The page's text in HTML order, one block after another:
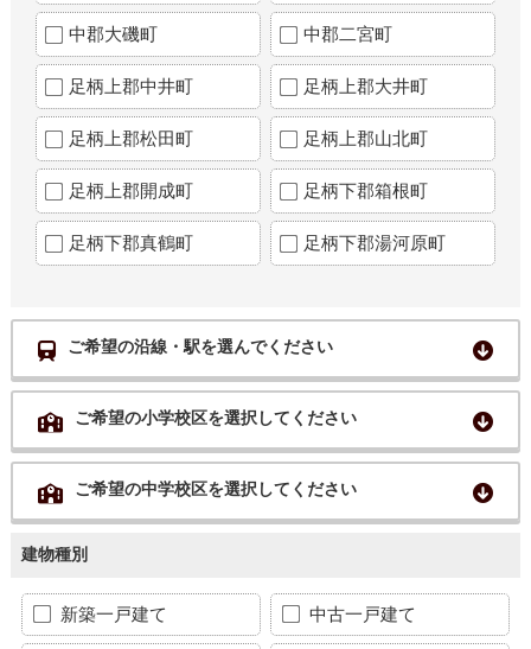
中郡大磯町 中郡二宮町
足柄上郡中井町 足柄上郡大井町
足柄上郡松田町 足柄上郡山北町
足柄上郡開成町 足柄下郡箱根町
足柄下郡真鶴町 足柄下郡湯河原町
ご希望の沿線・駅を選んでください
ご希望の小学校区を選択してください
ご希望の中学校区を選択してください
建物種別
新築一戸建て 中古一戸建て